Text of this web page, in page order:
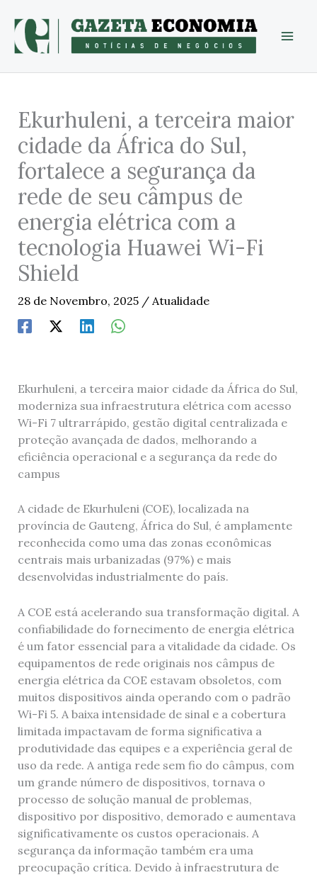
content
Ekurhuleni, a terceira maior
cidade da África do Sul,
fortalece a segurança da
rede de seu câmpus de
energia elétrica com a
tecnologia Huawei Wi-Fi
Shield
28 de Novembro, 2025 / Atualidade
Ekurhuleni, a terceira maior cidade da África do Sul,
moderniza sua infraestrutura elétrica com acesso
Wi-Fi 7 ultrarrápido, gestão digital centralizada e
proteção avançada de dados, melhorando a
eficiência operacional e a segurança da rede do
campus
A cidade de Ekurhuleni (COE), localizada na
província de Gauteng, África do Sul, é amplamente
reconhecida como uma das zonas econômicas
centrais mais urbanizadas (97%) e mais
desenvolvidas industrialmente do país.
A COE está acelerando sua transformação digital. A
confiabilidade do fornecimento de energia elétrica
é um fator essencial para a vitalidade da cidade. Os
equipamentos de rede originais nos câmpus de
energia elétrica da COE estavam obsoletos, com
muitos dispositivos ainda operando com o padrão
Wi-Fi 5. A baixa intensidade de sinal e a cobertura
limitada impactavam de forma significativa a
produtividade das equipes e a experiência geral de
uso da rede. A antiga rede sem fio do câmpus, com
um grande número de dispositivos, tornava o
processo de solução manual de problemas,
dispositivo por dispositivo, demorado e aumentava
significativamente os custos operacionais. A
segurança da informação também era uma
preocupação crítica. Devido à infraestrutura de